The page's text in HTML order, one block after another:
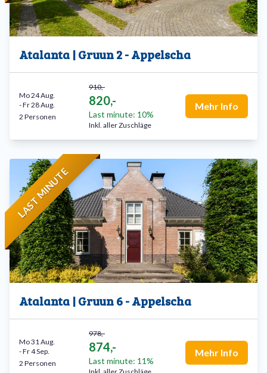
Atalanta | Gruun 2 - Appelscha
910,-
820,-
Last minute: 10%
Inkl. aller Zuschläge
Mo 24 Aug.
-Fr 28 Aug.
2 Personen
Mehr Info
LAST MINUTE
Atalanta | Gruun 6 - Appelscha
978,-
874,-
Last minute: 11%
Mo 31 Aug.
-Fr 4 Sep.
2 Personen
Mehr Info